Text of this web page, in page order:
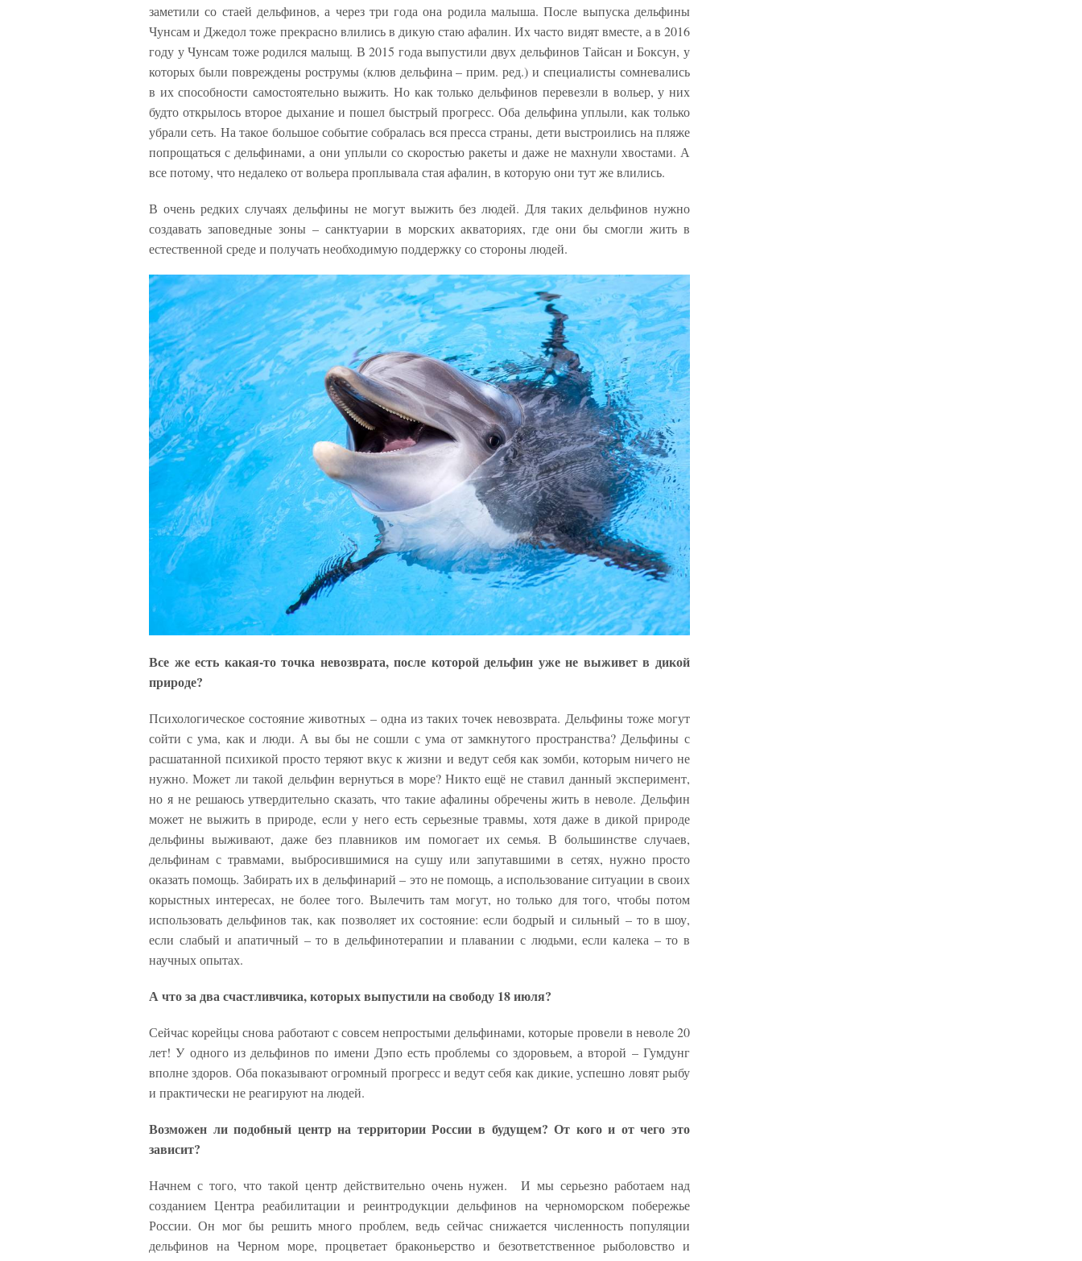
заметили со стаей дельфинов, а через три года она родила малыша. После выпуска дельфины
Чунсам и Джедол тоже прекрасно влились в дикую стаю афалин. Их часто видят вместе, а в 2016
году у Чунсам тоже родился малыщ. В 2015 года выпустили двух дельфинов Тайсaн и Боксун, у
которых были повреждены рострумы (клюв дельфина – прим. ред.) и специалисты сомневались
в их способности самостоятельно выжить. Но как только дельфинов перевезли в вольер, у них
будто открылось второе дыхание и пошел быстрый прогресс. Оба дельфина уплыли, как только
убрали сеть. На такое большое событие собралась вся пресса страны, дети выстроились на пляже
попрощаться с дельфинами, а они уплыли со скоростью ракеты и даже не махнули хвостами. А
все потому, что недалеко от вольера проплывала стая афалин, в которую они тут же влились.
В очень редких случаях дельфины не могут выжить без людей. Для таких дельфинов нужно
создавать заповедные зоны – санктуарии в морских акваториях, где они бы смогли жить в
естественной среде и получать необходимую поддержку со стороны людей.
Все же есть какая-то точка невозврата, после которой дельфин уже не выживет в дикой
природе?
Психологическое состояние животных – одна из таких точек невозврата. Дельфины тоже могут
сойти с ума, как и люди. А вы бы не сошли с ума от замкнутого пространства? Дельфины с
расшатанной психикой просто теряют вкус к жизни и ведут себя как зомби, которым ничего не
нужно. Может ли такой дельфин вернуться в море? Никто ещё не ставил данный эксперимент,
но я не решаюсь утвердительно сказать, что такие афалины обречены жить в неволе. Дельфин
может не выжить в природе, если у него есть серьезные травмы, хотя даже в дикой природе
дельфины выживают, даже без плавников им помогает их семья. В большинстве случаев,
дельфинам с травмами, выбросившимися на сушу или запутавшими в сетях, нужно просто
оказать помощь. Забирать их в дельфинарий – это не помощь, а использование ситуации в своих
корыстных интересах, не более того. Вылечить там могут, но только для того, чтобы потом
использовать дельфинов так, как позволяет их состояние: если бодрый и сильный – то в шоу,
если слабый и апатичный – то в дельфинотерапии и плавании с людьми, если калека – то в
научных опытах.
А что за два счастливчика, которых выпустили на свободу 18 июля?
Сейчас корейцы снова работают с совсем непростыми дельфинами, которые провели в неволе 20
лет! У одного из дельфинов по имени Дэпо есть проблемы со здоровьем, а второй – Гумдунг
вполне здоров. Оба показывают огромный прогресс и ведут себя как дикие, успешно ловят рыбу
и практически не реагируют на людей.
Возможен ли подобный центр на территории России в будущем? От кого и от чего это
зависит?
Начнем с того, что такой центр действительно очень нужен. И мы серьезно работаем над
созданием Центра реабилитации и реинтродукции дельфинов на черноморском побережье
России. Он мог бы решить много проблем, ведь сейчас снижается численность популяции
дельфинов на Черном море, процветает браконьерство и безответственное рыболовство и